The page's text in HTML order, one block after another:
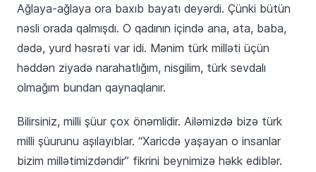
Ağlaya-ağlaya ora baxıb bayatı deyərdi. Çünki bütün
nəsli orada qalmışdı. O qadının içində ana, ata, baba,
dədə, yurd həsrəti var idi. Mənim türk milləti üçün
həddən ziyadə narahatlığım, nisgilim, türk sevdalı
olmağım bundan qaynaqlanır.
Bilirsiniz, milli şüur çox önəmlidir. Ailəmizdə bizə türk
milli şüurunu aşılayıblar. “Xaricdə yaşayan o insanlar
bizim millətimizdəndir” fikrini beynimizə həkk ediblər.